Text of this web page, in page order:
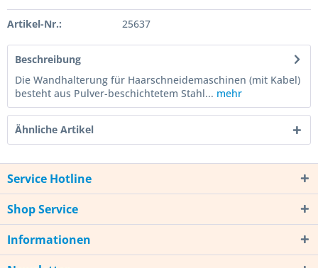
Artikel-Nr.: 25637
Beschreibung
Die Wandhalterung für Haarschneidemaschinen (mit Kabel)
besteht aus Pulver-beschichtetem Stahl... mehr
Ähnliche Artikel
Service Hotline
Shop Service
Informationen